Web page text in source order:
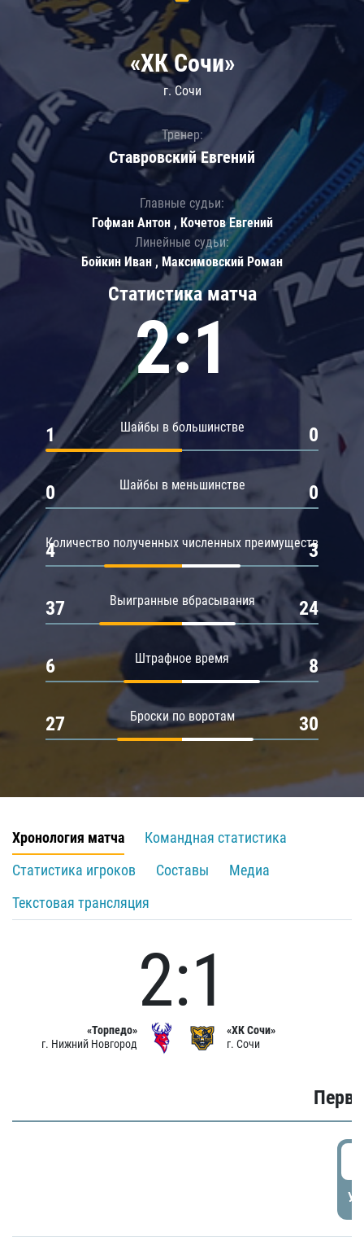
Статистика матча
2:1
Шайбы в большинстве
1 0
Шайбы в меньшинстве
0 0
Количество полученных численных преимуществ
4 3
Выигранные вбрасывания
37 24
Штрафное время
6 8
Броски по воротам
27 30
«ХК Сочи»
г. Сочи
Тренер:
Ставровский Евгений
Главные судьи:
Гофман Антон , Кочетов Евгений
Линейные судьи:
Бойкин Иван , Максимовский Роман
Хронология матча
Командная статистика
Статистика игроков
Составы
Медиа
Текстовая трансляция
«Торпедо»
г. Нижний Новгород
2:1
«ХК Сочи»
г. Сочи